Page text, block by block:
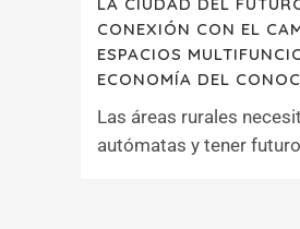
CONEXIÓN CON EL
ESPACIOS
ECONOMÍA DEL
Las áreas rurales
autómatas y tener